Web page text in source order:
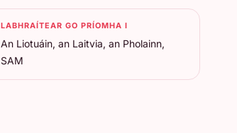
LABHRAÍTEAR GO PRÍOMHA I
An Liotuáin, an Laitvia, an Pholainn,
SAM